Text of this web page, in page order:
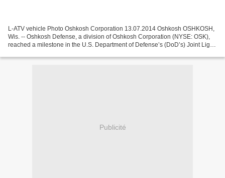
L-ATV vehicle Photo Oshkosh Corporation 13.07.2014 Oshkosh OSHKOSH,
Wis. -- Oshkosh Defense, a division of Oshkosh Corporation (NYSE: OSK),
reached a milestone in the U.S. Department of Defense’s (DoD’s) Joint Light
Publicité